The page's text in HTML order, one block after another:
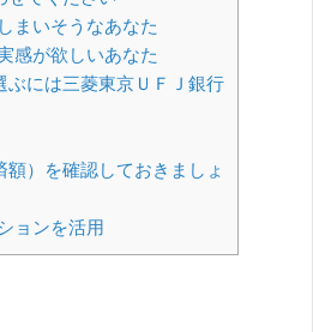
まいそうなあなた
感が欲しいあなた
ぶには三菱東京ＵＦＪ銀行
）を確認しておきましょ
ョンを活用